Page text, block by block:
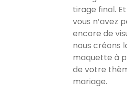
tirage final.
vous n’avez
encore de
nous créons
maquette à
de votre
mariage.